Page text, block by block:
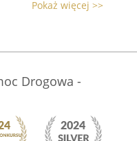
Pokaż więcej >>
Drogowa -